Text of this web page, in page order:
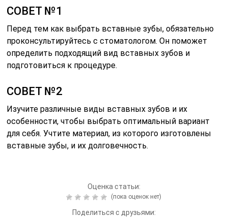
СОВЕТ №1
Перед тем как выбрать вставные зубы, обязательно
проконсультируйтесь с стоматологом. Он поможет
определить подходящий вид вставных зубов и
подготовиться к процедуре.
СОВЕТ №2
Изучите различные виды вставных зубов и их
особенности, чтобы выбрать оптимальный вариант
для себя. Учтите материал, из которого изготовлены
вставные зубы, и их долговечность.
Оценка статьи:
(пока оценок нет)
Поделиться с друзьями: